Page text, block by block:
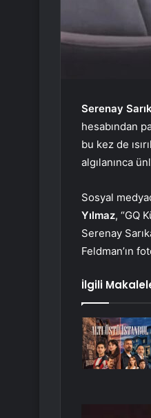
Serenay
hesabından
bu kez de
algılanınca
Sosyal
Yılmaz, “GQ
Serenay
Feldman’ın
İlgili